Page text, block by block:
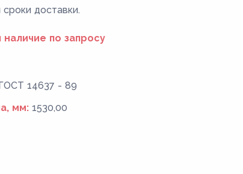
доставки.
наличие по запросу
14637 - 89
мм: 1530,00